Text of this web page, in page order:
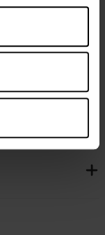
et grand panier